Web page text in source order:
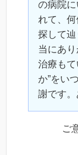
の病院
れて、
探して
当にあり
治療もて
か”をい
謝です。
ご